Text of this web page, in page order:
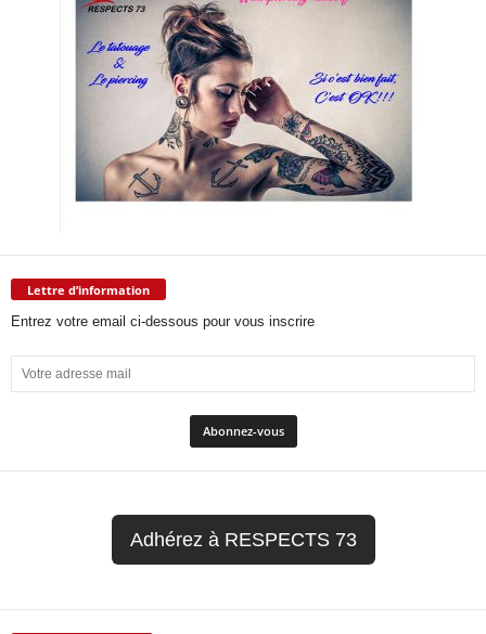
Lettre d’information
Entrez votre email ci-dessous pour vous inscrire
Adhérez à RESPECTS 73